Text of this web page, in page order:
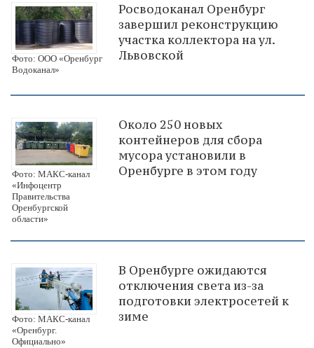
Фото: ООО «Оренбург
Водоканал»
Росводоканал Оренбург
завершил реконструкцию
участка коллектора на ул.
Львовской
Фото: МАКС-канал
«Инфоцентр
Правительства
Оренбургской
области»
Около 250 новых
контейнеров для сбора
мусора установили в
Оренбурге в этом году
Фото: МАКС-канал
«Оренбург.
Официально»
В Оренбурге ожидаются
отключения света из-за
подготовки электросетей к
зиме